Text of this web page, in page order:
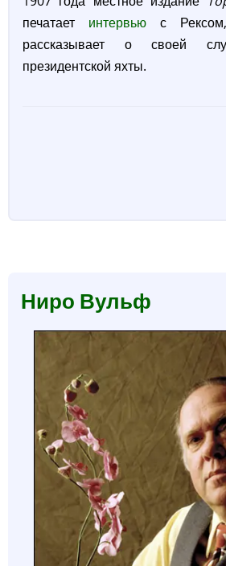
печатает интервьюс
рассказывает о своей
президентской яхты.
Ниро Вульф